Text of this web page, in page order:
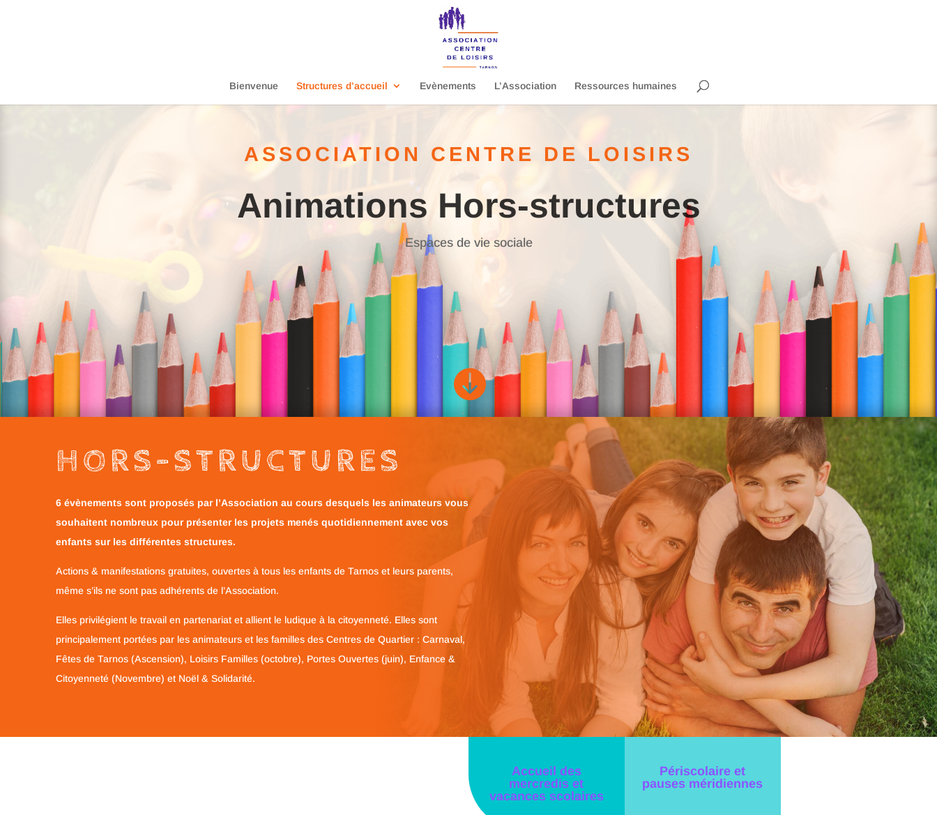
Bienvenue Structures d’accueil Evènements L’Association Ressources humaines
ASSOCIATION CENTRE DE LOISIRS
Animations Hors-structures
Espaces de vie sociale

HORS-STRUCTURES
6 évènements sont proposés par l’Association au cours desquels les animateurs vous
souhaitent nombreux pour présenter les projets menés quotidiennement avec vos
enfants sur les différentes structures.
Actions & manifestations gratuites, ouvertes à tous les enfants de Tarnos et leurs parents,
même s’ils ne sont pas adhérents de l’Association.
Elles privilégient le travail en partenariat et allient le ludique à la citoyenneté. Elles sont
principalement portées par les animateurs et les familles des Centres de Quartier : Carnaval,
Fêtes de Tarnos (Ascension), Loisirs Familles (octobre), Portes Ouvertes (juin), Enfance &
Citoyenneté (Novembre) et Noël & Solidarité.
Accueil des
mercredis et
vacances scolaires
Périscolaire et
pauses méridiennes